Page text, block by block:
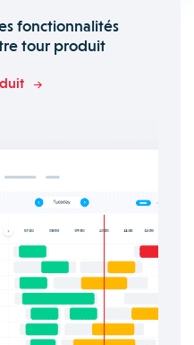
fonctionnalités
tour produit